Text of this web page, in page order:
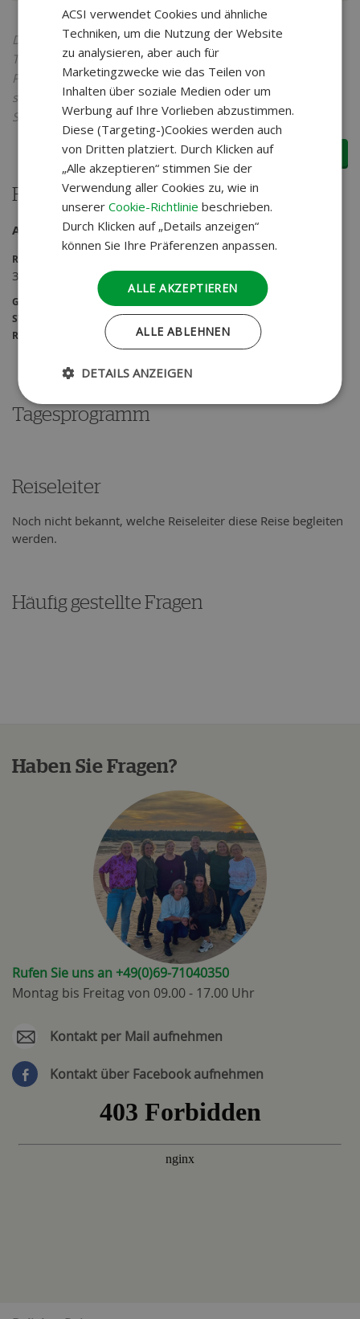
Der angegebene Preis ist der Preis pro Person bei einer
Teilnahme mit 2 Personen. Sie können die Anzahl der
Personen im nächsten Schritt ändern. Alle Preise verstehen
sich zzgl. Reservierungskosten von 29 € pro Buchung und
SGR-Beitrag von 5 € pro Person.
Jetzt buchen
Reisedetails
Aktivreisen | -
REISEDAUER
34 Tage
GRUPPENGRÖSSE
START - ZIEL
REISELÄNGE
Tagesprogramm
Reiseleiter
Noch nicht bekannt, welche Reiseleiter diese Reise begleiten
werden.
Häufig gestellte Fragen
Haben Sie Fragen?
Rufen Sie uns an +49(0)69-71040350
Montag bis Freitag von 09.00 - 17.00 Uhr
Kontakt per Mail aufnehmen
Kontakt über Facebook aufnehmen
ACSI verwendet Cookies und ähnliche
Techniken, um die Nutzung der Website
zu analysieren, aber auch für
Marketingzwecke wie das Teilen von
Inhalten über soziale Medien oder um
Werbung auf Ihre Vorlieben abzustimmen.
Diese (Targeting-)Cookies werden auch
von Dritten platziert. Durch Klicken auf
„Alle akzeptieren“ stimmen Sie der
Verwendung aller Cookies zu, wie in
unsererCookie-Richtlinie beschrieben.
Durch Klicken auf „Details anzeigen“
können Sie Ihre Präferenzen anpassen.
ALLE AKZEPTIEREN
ALLE ABLEHNEN
DETAILS ANZEIGEN